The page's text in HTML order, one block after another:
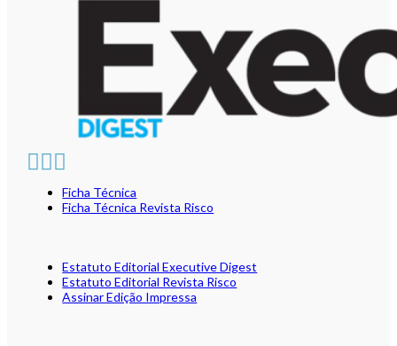
Ficha Técnica
Ficha Técnica Revista Risco
Estatuto Editorial Executive Digest
Estatuto Editorial Revista Risco
Assinar Edição Impressa